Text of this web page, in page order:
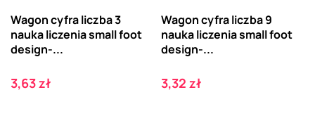
Wagon cyfra liczba 3
nauka liczenia small foot
design-...
Cena
3,63 zł
Wagon cyfra liczba 9
nauka liczenia small foot
design-...
Cena
3,32 zł